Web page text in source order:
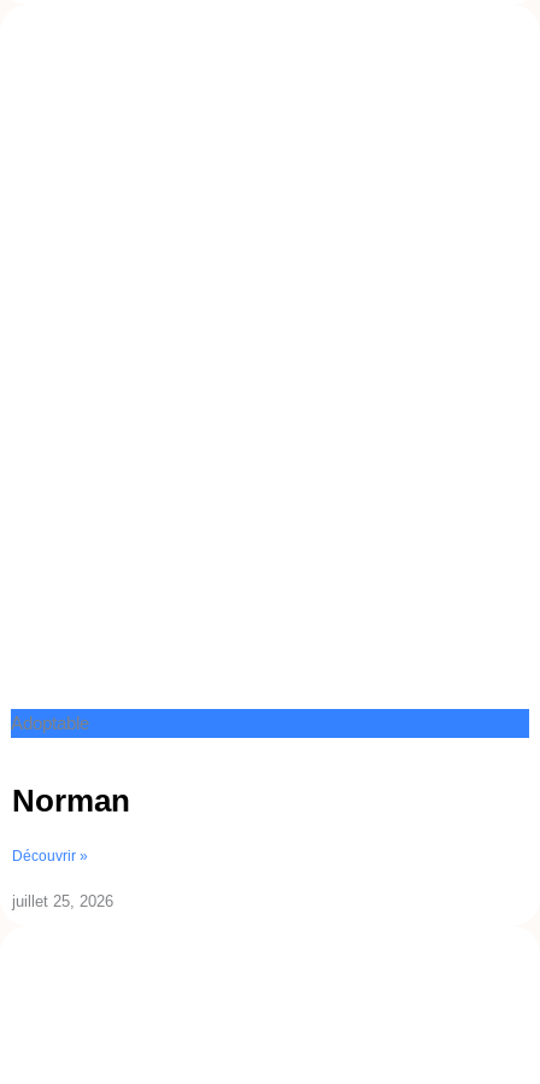
Adoptable
Norman
Découvrir »
juillet 25, 2026